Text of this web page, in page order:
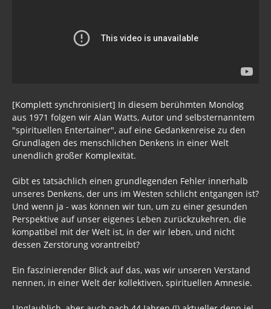
[Komplett synchronisiert] In diesem berühmten Monolog
aus 1971 folgen wir Alan Watts, Autor und selbsternanntem
"spirituellen Entertainer", auf eine Gedankenreise zu den
Grundlagen des menschlichen Denkens in einer Welt
unendlich großer Komplexität.
Gibt es tatsächlich einen grundlegenden Fehler innerhalb
unseres Denkens, der uns im Westen schlicht entgangen ist?
Und wenn ja - was können wir tun, um zu einer gesunden
Perspektive auf unser eigenes Leben zurückzukehren, die
kompatibel mit der Welt ist, in der wir leben, und nicht
dessen Zerstörung vorantreibt?
Ein faszinierender Blick auf das, was wir unseren Verstand
nennen, in einer Welt der kollektiven, spirituellen Amnesie.